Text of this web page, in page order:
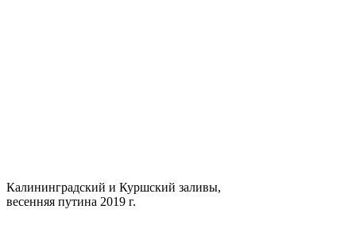
Калининградский и Куршский заливы,
весенняя путина 2019 г.